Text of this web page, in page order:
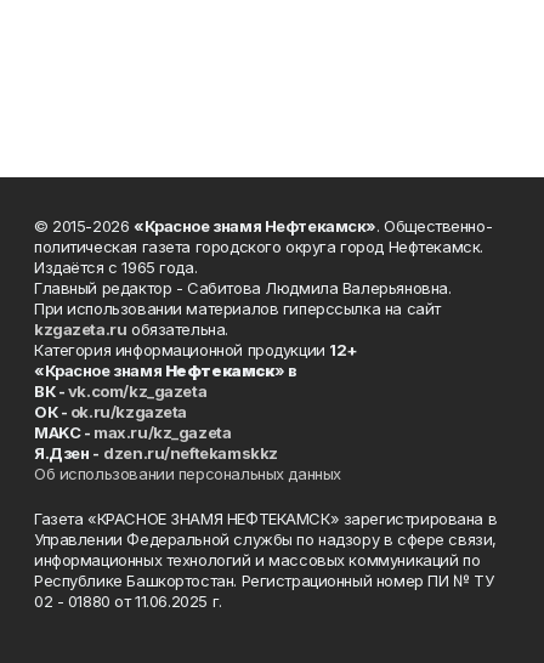
© 2015-2026 «Красное знамя Нефтекамск». Общественно-
политическая газета городского округа город Нефтекамск.
Издаётся с 1965 года.
Главный редактор - Сабитова Людмила Валерьяновна.
При использовании материалов гиперссылка на сайт
kzgazeta.ru обязательна.
Категория информационной продукции 12+
«Красное знамя Нефтекамск» в
ВК -vk.com/kz_gazeta
ОК - ok.ru/kzgazeta
MAKC - max.ru/kz_gazeta
Я.Дзен - dzen.ru/neftekamskkz
Об использовании персональных данных
Газета «КРАСНОЕ ЗНАМЯ НЕФТЕКАМСК» зарегистрирована в
Управлении Федеральной службы по надзору в сфере связи,
информационных технологий и массовых коммуникаций по
Республике Башкортостан. Регистрационный номер ПИ № ТУ
02 - 01880 от 11.06.2025 г.